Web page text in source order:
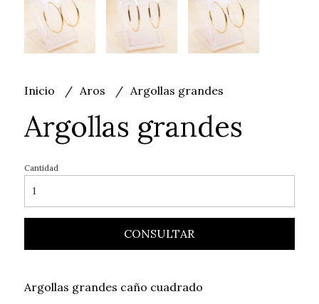
Inicio Aros Argollas grandes
Argollas grandes
Cantidad
CONSULTAR
Argollas grandes caño cuadrado